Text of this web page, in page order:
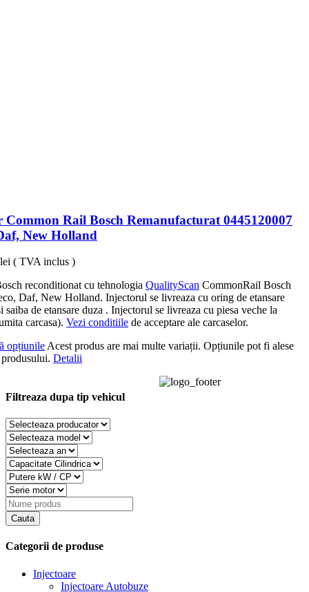
Common Rail Bosch Remanufacturat 0445120007
New Holland
lei ( TVA inclus )
reconditionat cu tehnologia QualityScan CommonRail Bosch
Daf, New Holland. Injectorul se livreaza cu oring de etansare
saiba de etansare duza . Injectorul se livreaza cu piesa veche la
carcasa). Vezi conditiile de acceptare ale carcaselor.
opțiunileAcest produs are mai multe variații. Opțiunile pot fi alese
Detalii
Filtreaza dupa tip vehicul
Categorii de produse
Injectoare
Injectoare Autobuze